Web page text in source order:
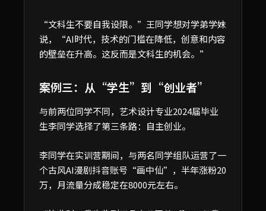
“文科生不要自我设限。”王同学想对学弟学妹
说，“AI时代，技术的门槛在降低，创意和内容
的壁垒在升高。这反而是文科生的机会。”
案例三：从“学生”到“创业者”
与前两位同学不同，艺术设计专业2024届毕业
生李同学选择了第三条路：自主创业。
李同学在实训营期间，与两名同学组队运营了一
个古风AI漫剧抖音账号“画中仙”，半年涨粉20
万，月流量分成稳定在8000元左右。